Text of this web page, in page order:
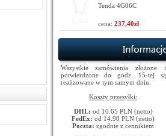
Tenda 4G06C
cena: 237,40zł
Wszystkie zamówienia złożone i
potwierdzone do godz. 15-tej są
realizowane w tym samym dniu.
Koszty przesyłki:
DHL: od 10.65 PLN (netto)
FedEx: od 14.90 PLN (netto)
Poczta: zgodnie z cennikiem